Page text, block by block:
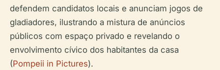
defendem candidatos locais e anunciam jogos de
gladiadores, ilustrando a mistura de anúncios
públicos com espaço privado e revelando o
envolvimento cívico dos habitantes da casa
(Pompeii in Pictures).